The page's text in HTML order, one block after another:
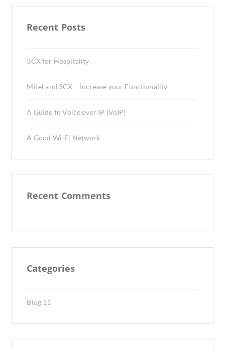
Recent Posts
3CX for Hospitality
Mitel and 3CX – Increase your Functionality
A Guide to Voice over IP (VoIP)
A Good Wi-Fi Network
Recent Comments
Categories
Blog11